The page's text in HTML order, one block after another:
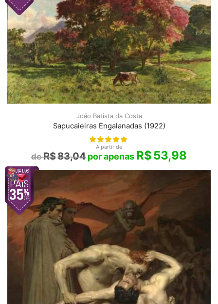
João Batista da Costa
Sapucaieiras Engalanadas (1922)
A partir de
R$83,04 R$53,98